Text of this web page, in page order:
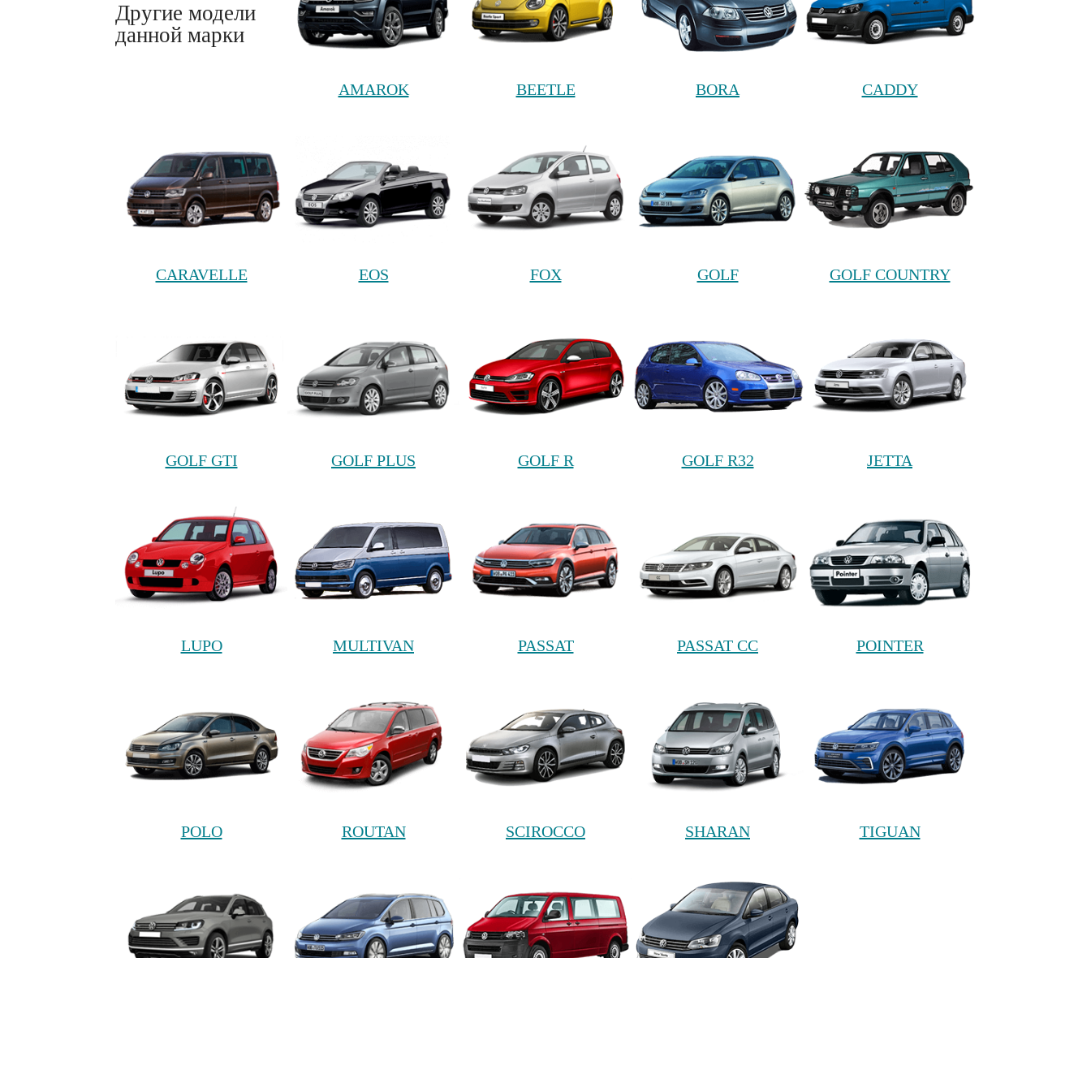
Другие модели
данной марки
AMAROK BEETLE BORA CADDY
CARAVELLE EOS FOX GOLF GOLF COUNTRY
GOLF GTI GOLF PLUS GOLF R GOLF R32 JETTA
LUPO MULTIVAN PASSAT PASSAT CC POINTER
POLO ROUTAN SCIROCCO SHARAN TIGUAN